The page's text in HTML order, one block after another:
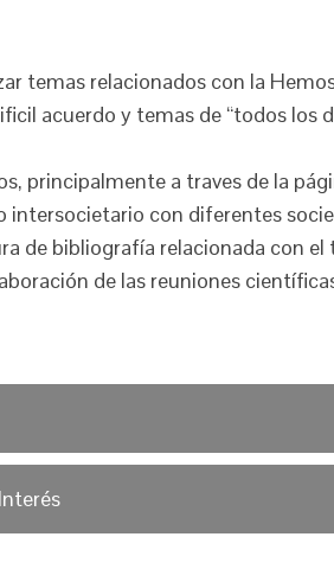
temas relacionados con la
acuerdo y temas de “todos los
principalmente a traves de la
intersocietario con diferentes
de bibliografía relacionada con el
de las reuniones